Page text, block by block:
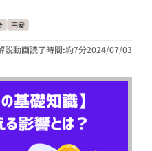
円安
説動画読了時間:約7分2024/07/03